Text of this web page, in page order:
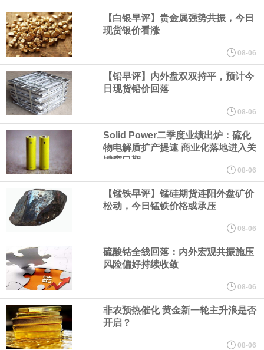
2035年之后实现大规模化。
美联储理事库克： 有理由相信通胀水平能够回落。 经济具备韧性，
增速处于 “稳健水平”。
据CME“美联储观察”：美联储到9月维持利率不变的概率为45.6%，
累计加息25个基点的概率为54.4%。美联储到10月维持利率不变的
概率为33.5%，累计加息25个基点的概率为52.1%，累计加息50个
基点的概率为14.5%。
日本至7月31日当周买进外国债券 4779亿日元，前值由-8114亿日
元修正为-8101亿日元。日本至7月31日当周外资买进日股 -3925亿
日元，前值由9121亿日元修正为9124亿日元。日本至7月31日当周
买进外国股票 -2764亿日元，前值3202亿日元。日本至7月31日当
周外资买进日债 5589亿日元，前值-15139亿日元。
【白银早评】贵金属强势共振，今日
现货银价看涨
08-06
【铅早评】内外盘双双持平，预计今
日现货铅价回落
08-06
Solid Power二季度业绩出炉：硫化
物电解质扩产提速 商业化落地进入关
键窗口期
08-06
【锰铁早评】锰硅期货连阳外盘矿价
松动，今日锰铁价格或承压
08-06
硫酸钴全线回落：内外宏观共振施压
风险偏好持续收敛
08-06
非农预热催化 黄金新一轮主升浪是否
开启？
08-06